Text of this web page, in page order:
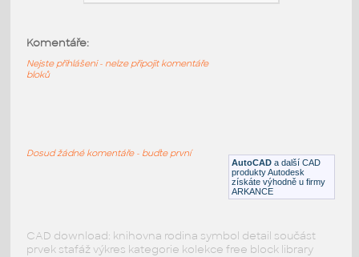
DWG Požární
DWG VzduchotechnikaAutoCAD a další CAD
produkty Autodesk
získáte výhodně u firmy
ARKANCE
Komentáře:
Nejste přihlášeni - nelze připojit komentáře
bloků
Dosud žádné komentáře - buďte první
CAD download: knihovna rodina symbol detail součást
prvek stafáž výkres kategorie kolekce free block library